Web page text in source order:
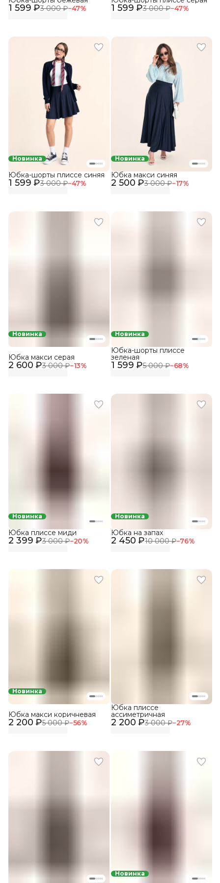
1 599 ₽3 000 ₽−47% 1 599 ₽3 000 ₽−47%
Новинка
1 599 ₽3 000 ₽−47%
Юбка-шорты плиссе синяя
Новинка
2 500 ₽3 000 ₽−17%
Юбка макси синяя
Новинка
2 600 ₽3 000 ₽−13%
Юбка макси серая
Новинка
1 599 ₽5 000 ₽−68%
Юбка-шорты плиссе
зеленая
Новинка
2 399 ₽3 000 ₽−20%
Юбка плиссе миди
Новинка
2 450 ₽10 000 ₽−76%
Юбка на запах
Новинка
2 200 ₽5 000 ₽−56%
Юбка макси коричневая
2 200 ₽3 000 ₽−27%
Юбка плиссе
ассиметричная
Новинка